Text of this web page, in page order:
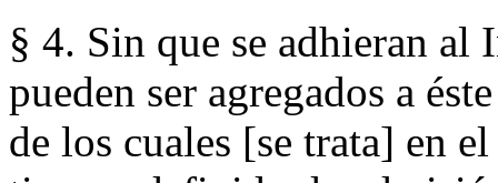
§ 4. Sin que se adhieran
pueden ser agregados a
de los cuales [se trata] en